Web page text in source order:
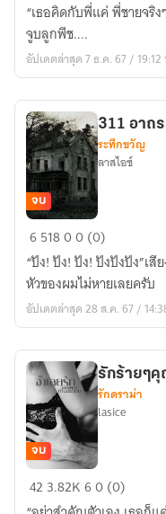
นี้
พี่
มอบ
เธอ
“เธอคิดกับพี่แค่ พี่ชายจริ
จูบลูกพีช....
อัปเดตล่าสุด 7 ธ.ค. 67 / 19:12
311
อาถรรพ์
บ้าน
แปด
เหลี่ยม
จบ
311 อาถ
ระทึกขวัญ
ลาสไอซ์
651800 (0)
“ปัง! ปัง! ปัง! ปังปังปัง”เ
หัวของผมไม่หายเลยครับ
อัปเดตล่าสุด 28 ส.ค. 67 /
รัก
ร้ายๆ
จบ
รักร้ายๆ
รักดราม่า
lasice
42 3.82K60 (0)